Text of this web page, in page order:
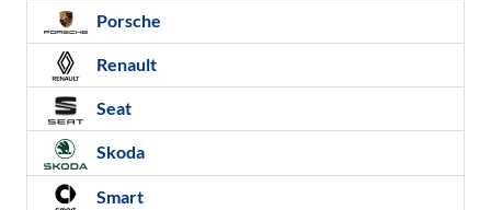
Porsche
Renault
Seat
Skoda
Smart